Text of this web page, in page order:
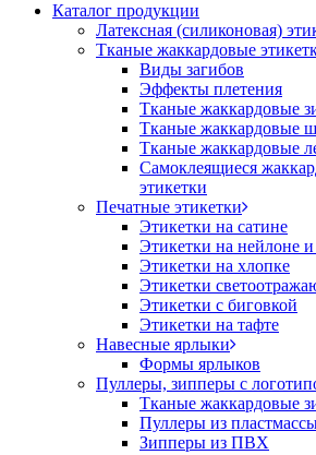
Каталог продукции
Латексная (силиконовая)
Тканые жаккардовые
Виды загибов
Эффекты плетения
Тканые жаккардовые
Тканые жаккардовые
Тканые жаккардовые
Самоклеящиеся
этикетки
Печатные этикетки
Этикетки на сатине
Этикетки на нейлоне и
Этикетки на хлопке
Этикетки
Этикетки с биговкой
Этикетки на тафте
Навесные ярлыки
Формы ярлыков
Пуллеры, зипперы с
Тканые жаккардовые
Пуллеры из
Зипперы из ПВХ